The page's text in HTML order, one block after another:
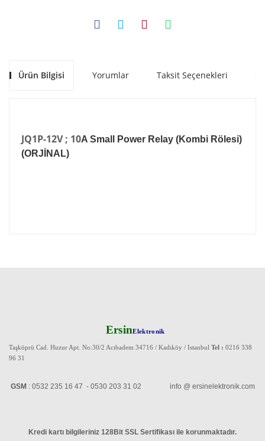
Ürün Bilgisi Yorumlar Taksit Seçenekleri
JQ1P-12V ; 10A Small Power Relay (Kombi Rölesi)
(ORJİNAL)
ErsinElektronik
Taşköprü Cad. Huzur Apt. No:30/2 Acıbadem 34716 / Kadıköy / Istanbul Tel : 0216 338
96 31
GSM : 0532 235 16 47 - 0530 203 31 02 info @ ersinelektronik.com
Kredi kartı bilgileriniz 128Bit SSL Sertifikası ile korunmaktadır.